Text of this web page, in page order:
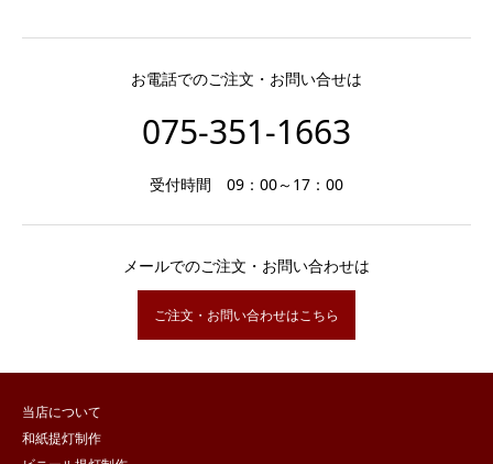
お電話でのご注文・お問い合せは
075-351-1663
受付時間 09：00～17：00
メールでのご注文・お問い合わせは
ご注文・お問い合わせはこちら
当店について
和紙提灯制作